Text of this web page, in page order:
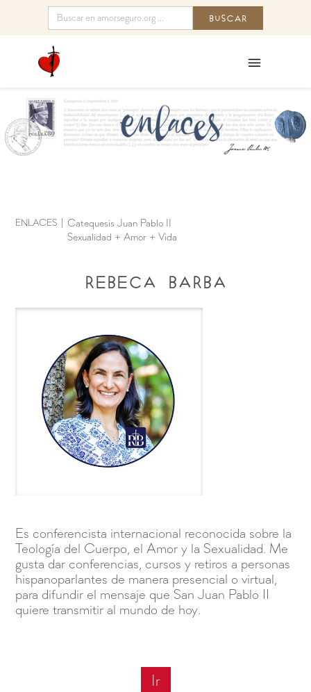
ENLACES
Catequesis Juan Pablo II
Sexualidad + Amor + Vida
Rebeca Barba
Es conferencista internacional reconocida sobre la
Teología del Cuerpo, el Amor y la Sexualidad. Me
gusta dar conferencias, cursos y retiros a personas
hispanoparlantes de manera presencial o virtual,
para difundir el mensaje que San Juan Pablo II
quiere transmitir al mundo de hoy.
Ir